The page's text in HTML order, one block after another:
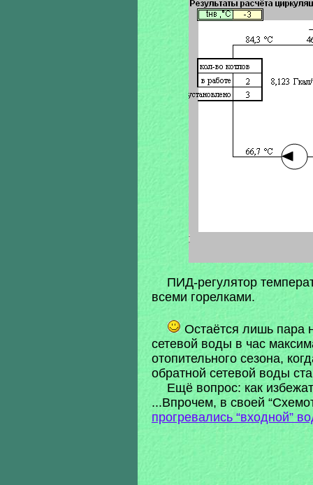
ПИД-регулятор
всеми горелками.
Остаётся лишь пара
сетевой воды в час
отопительного сезона,
обратной сетевой воды
Ещё вопрос: как
...Впрочем, в своей
прогревались “входной”